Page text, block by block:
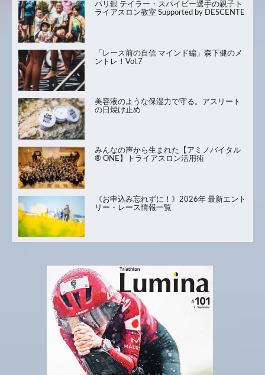
パリ銀 テイラー・スパイビー選手の親子ト
ライアスロン教室 Supported by DESCENTE
「レース前の自信 マインド編」森下健のメ
ントレ！Vol.7
美容液のような保湿力で守る。アスリート
の日焼け止め
みんなの声から生まれた【アミノバイタル
® ONE】トライアスロン活用術
《お申込み忘れずに！》2026年 最新エント
リー・レース情報一覧